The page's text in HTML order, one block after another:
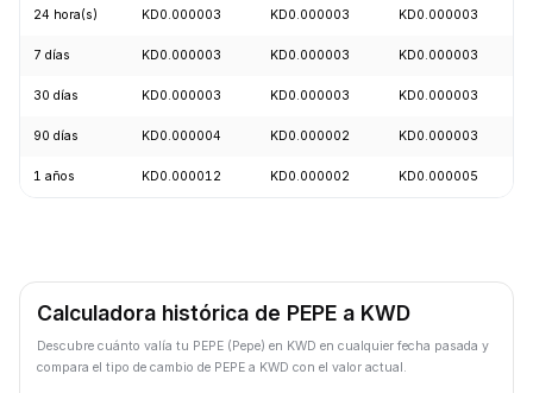
24 hora(s) KD0.000003 KD0.000003 KD0.000003
7 días KD0.000003 KD0.000003 KD0.000003
30 días KD0.000003 KD0.000003 KD0.000003
90 días KD0.000004 KD0.000002 KD0.000003
1 años KD0.000012 KD0.000002 KD0.000005
Calculadora histórica de PEPE a KWD
Descubre cuánto valía tu PEPE (Pepe) en KWD en cualquier fecha pasada y
compara el tipo de cambio de PEPE a KWD con el valor actual.